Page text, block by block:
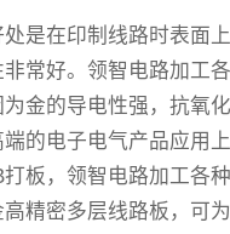
是在印制线路时表面
常好。领智电路加工
为金的导电性强，抗氧
的电子电气产品应用
打板，领智电路加工各
精密多层线路板，可